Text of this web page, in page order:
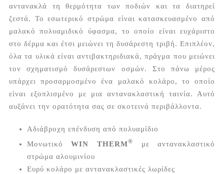
αντανακλά τη θερμότητα των ποδιών και τα διατηρεί
ζεστά. Το εσωτερικό στρώμα είναι κατασκευασμένο από
μαλακό πολυαμιδικό ύφασμα, το οποίο είναι ευχάριστο
στο δέρμα και έτσι μειώνει τη δυσάρεστη τριβή. Επιπλέον,
όλα τα υλικά είναι αντιβακτηριδιακά, πράγμα που μειώνει
τον σχηματισμό δυσάρεστων οσμών. Στο πάνω μέρος
υπάρχει προσαρμοσμένο ένα μαλακό κολάρο, το οποίο
είναι εξοπλισμένο με μια αντανακλαστική ταινία. Αυτό
αυξάνει την ορατότητα σας σε σκοτεινά περιβάλλοντα.
Αδιάβροχη επένδυση από πολυαμίδιο
ΜονωτικόWIN THERM®
με αντανακλαστικό
στρώμα αλουμινίου
Ευρύ κολάρο με αντανακλαστικές λωρίδες